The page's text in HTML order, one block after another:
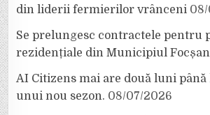
din liderii fermierilor vrânceni
Se prelungesc contractele pentru
rezidențiale din Municipiul
AI Citizens mai are două luni
unui nou sezon. 08/07/2026